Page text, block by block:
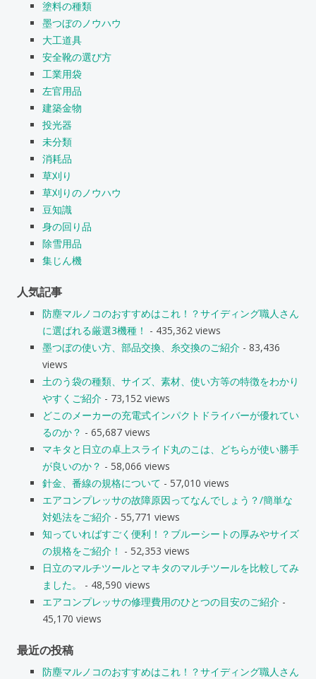
塗料の種類
墨つぼのノウハウ
大工道具
安全靴の選び方
工業用袋
左官用品
建築金物
投光器
未分類
消耗品
草刈り
草刈りのノウハウ
豆知識
身の回り品
除雪用品
集じん機
人気記事
防塵マルノコのおすすめはこれ！？サイディング職人さん
に選ばれる厳選3機種！ - 435,362 views
墨つぼの使い方、部品交換、糸交換のご紹介 - 83,436
views
土のう袋の種類、サイズ、素材、使い方等の特徴をわかり
やすくご紹介 - 73,152 views
どこのメーカーの充電式インパクトドライバーが優れてい
るのか？ - 65,687 views
マキタと日立の卓上スライド丸のこは、どちらが使い勝手
が良いのか？ - 58,066 views
針金、番線の規格について - 57,010 views
エアコンプレッサの故障原因ってなんでしょう？/簡単な
対処法をご紹介 - 55,771 views
知っていればすごく便利！？ブルーシートの厚みやサイズ
の規格をご紹介！ - 52,353 views
日立のマルチツールとマキタのマルチツールを比較してみ
ました。
- 48,590 views
エアコンプレッサの修理費用のひとつの目安のご紹介 -
45,170 views
最近の投稿
防塵マルノコのおすすめはこれ！？サイディング職人さん